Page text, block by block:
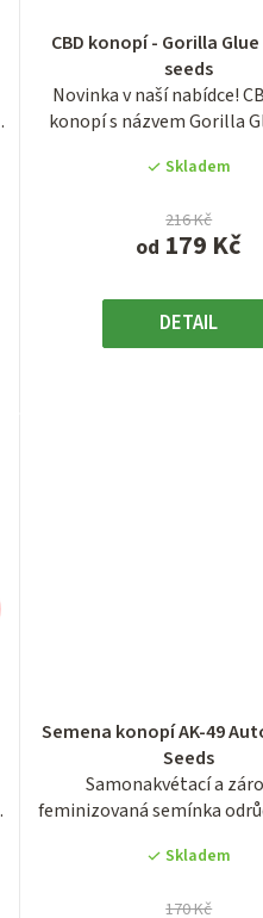
CBD konopí - Gorilla
seeds
Novinka v naší nabídce!
konopí s názvem Gorilla
produktu
je
4,3
z
hvězdiček.
Skladem
od 179 Kč
216 Kč
DETAIL
Semena konopí AK-49
Seeds
Samonakvétací a
feminizovaná semínka
produktu
je
4,1
z
hvězdiček.
Skladem
170 Kč